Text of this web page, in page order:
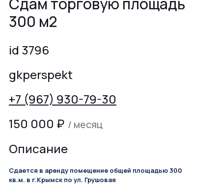
300 м2
id 3796
gkperspekt
+7 (967) 930-79-30
150 000 ₽ / месяц
Описание
Сдается в аренду помещение общей площадью 300
кв.м. в г.Крымск по ул. Грушовая